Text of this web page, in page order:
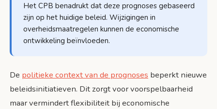
Het CPB benadrukt dat deze prognoses gebaseerd
zijn op het huidige beleid. Wijzigingen in
overheidsmaatregelen kunnen de economische
ontwikkeling beïnvloeden.
De politieke context van de prognoses beperkt nieuwe
beleidsinitiatieven. Dit zorgt voor voorspelbaarheid
maar vermindert flexibiliteit bij economische